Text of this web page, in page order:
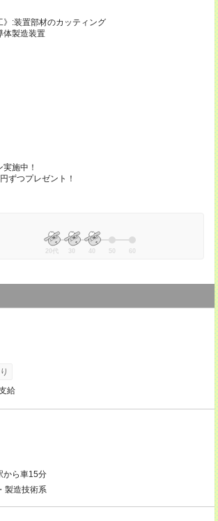
》:装置部材のカッティング
体製造装置
施中！
ずつプレゼント！
20代 30 40 50 60
給
ら車15分
製造技術系